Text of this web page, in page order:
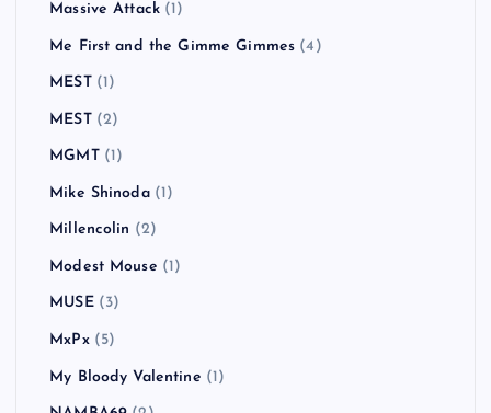
Massive Attack (1)
Me First and the Gimme Gimmes (4)
MEST(1)
MEST(2)
MGMT(1)
Mike Shinoda(1)
Millencolin (2)
Modest Mouse (1)
MUSE(3)
MxPx(5)
My Bloody Valentine (1)